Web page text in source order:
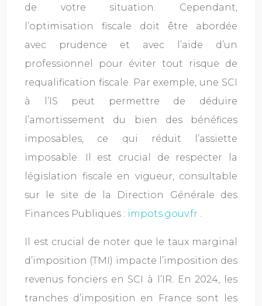
de votre situation. Cependant,
l’optimisation fiscale doit être abordée
avec prudence et avec l’aide d’un
professionnel pour éviter tout risque de
requalification fiscale. Par exemple, une SCI
à l’IS peut permettre de déduire
l’amortissement du bien des bénéfices
imposables, ce qui réduit l’assiette
imposable. Il est crucial de respecter la
législation fiscale en vigueur, consultable
sur le site de la Direction Générale des
Finances Publiques : impots.gouv.fr .
Il est crucial de noter que le taux marginal
d’imposition (TMI) impacte l’imposition des
revenus fonciers en SCI à l’IR. En 2024, les
tranches d’imposition en France sont les